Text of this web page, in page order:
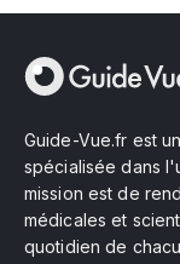
Guide-Vue.fr est
spécialisée dans
mission est de
médicales et
quotidien de